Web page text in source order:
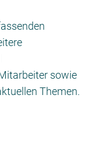
sowie
Themen.